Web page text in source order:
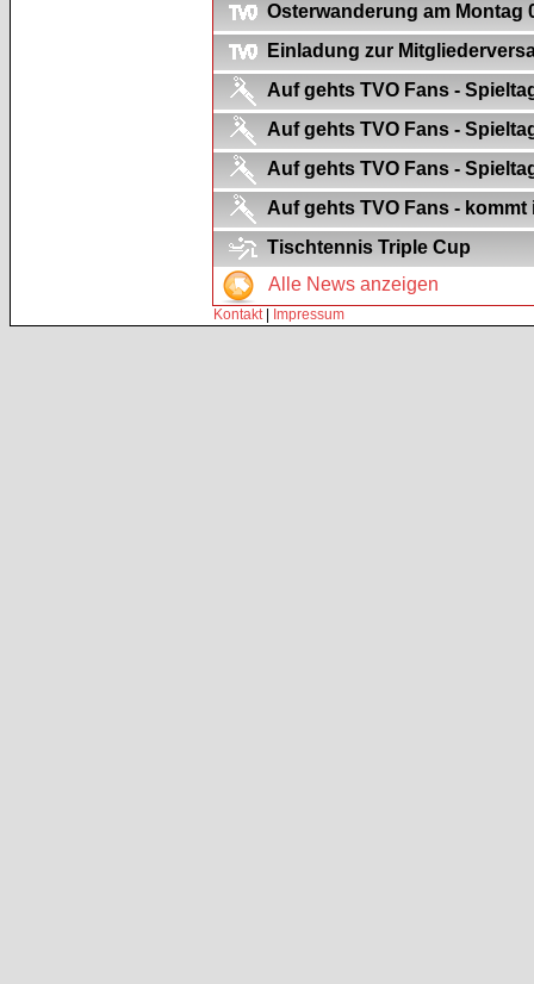
Osterwanderung am Montag
Einladung zur
Auf gehts TVO Fans -
Auf gehts TVO Fans -
Auf gehts TVO Fans -
Auf gehts TVO Fans -
Tischtennis Triple Cup
Alle News anzeigen
Kontakt| Impressum